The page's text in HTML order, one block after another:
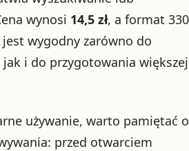
wynosi 14,5 zł, a format 330
wygodny zarówno do
i do przygotowania większej
używanie, warto pamiętać o
przed otwarciem